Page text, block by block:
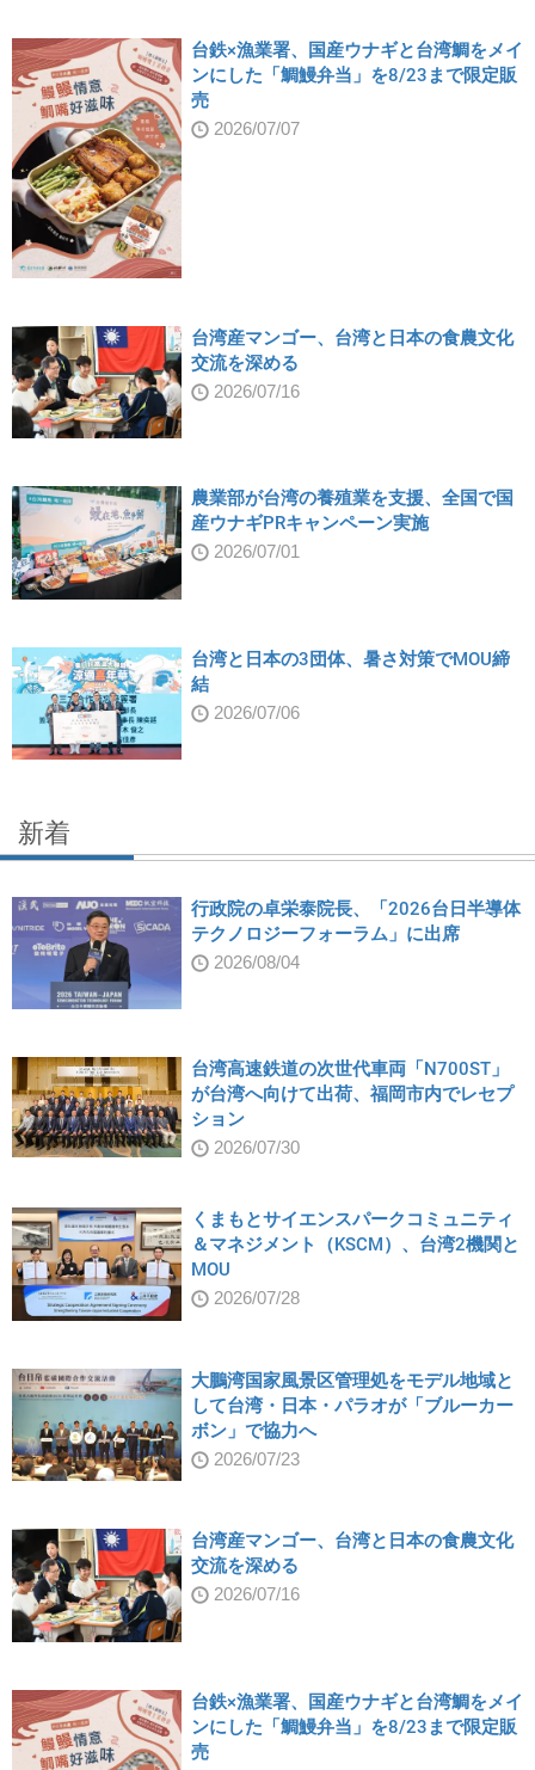
台鉄×漁業署、国産ウナギと台湾鯛をメイ
ンにした「鯛鰻弁当」を8/23まで限定販
売
2026/07/07
台湾産マンゴー、台湾と日本の食農文化
交流を深める
2026/07/16
農業部が台湾の養殖業を支援、全国で国
産ウナギPRキャンペーン実施
2026/07/01
台湾と日本の3団体、暑さ対策でMOU締
結
2026/07/06
新着
行政院の卓栄泰院長、「2026台日半導体
テクノロジーフォーラム」に出席
2026/08/04
台湾高速鉄道の次世代車両「N700ST」
が台湾へ向けて出荷、福岡市内でレセプ
ション
2026/07/30
くまもとサイエンスパークコミュニティ
＆マネジメント（KSCM）、台湾2機関と
MOU
2026/07/28
大鵬湾国家風景区管理処をモデル地域と
して台湾・日本・パラオが「ブルーカー
ボン」で協力へ
2026/07/23
台湾産マンゴー、台湾と日本の食農文化
交流を深める
2026/07/16
台鉄×漁業署、国産ウナギと台湾鯛をメイ
ンにした「鯛鰻弁当」を8/23まで限定販
売